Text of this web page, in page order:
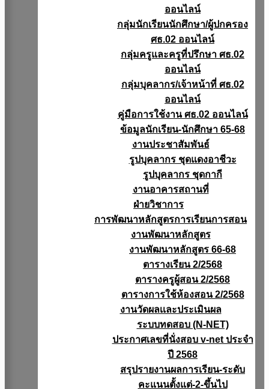
ออนไลน์
กลุ่มนักเรียนนักศึกษา/ผู้ปกครอง
ศธ.02 ออนไลน์
กลุ่มครูและครูที่ปรึกษา ศธ.02
ออนไลน์
กลุ่มบุคลากร/เจ้าหน้าที่ ศธ.02
ออนไลน์
คู่มือการใช้งาน ศธ.02 ออนไลน์
ข้อมูลนักเรียน-นักศึกษา 65-68
งานประชาสัมพันธ์
รูปบุคลากร ชุดแดงอาชีวะ
รูปบุคลากร ชุดกากี
งานอาคารสถานที่
ฝ่ายวิชาการ
การพัฒนาหลักสูตรการเรียนการสอน
งานพัฒนาหลักสูตร
งานพัฒนาหลักสูตร 66-68
ตารางเรียน 2/2568
ตารางครูผู้สอน 2/2568
ตารางการใช้ห้องสอน 2/2568
งานวัดผลเเละประเมินผล
ระบบทดสอบ (N-NET)
ประกาศเลขที่นั่งสอบ v-net ประจำ
ปี 2568
สรุปรายงานผลการเรียน-ระดับ
คะแนนตั้งแต่-2-ขึ้นไป